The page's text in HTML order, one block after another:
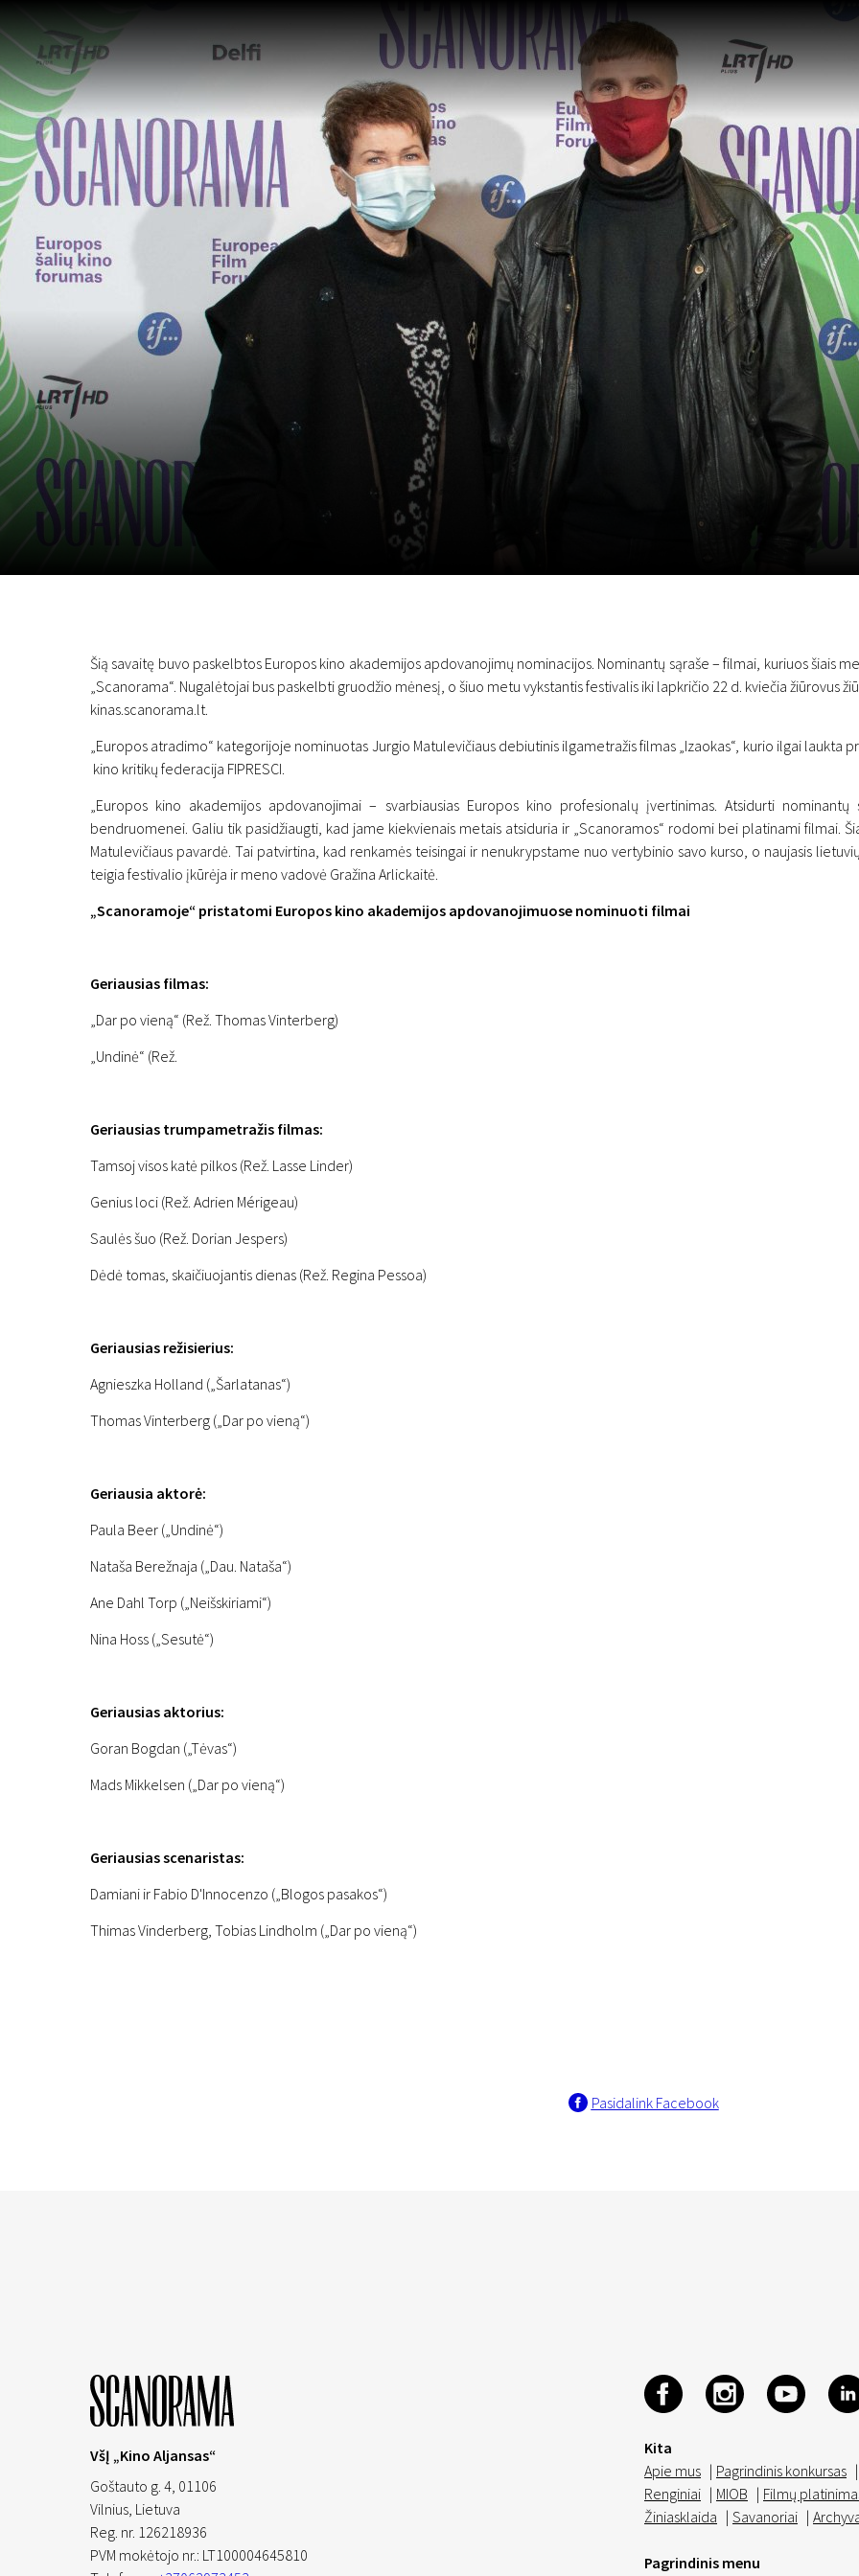
„Scanoramoje“ pristatomi filmai nominuoti
Šią savaitę buvo paskelbtos Europos kino akademijos apdovanojimų nominacijos. Nominantų sąraše – filmai, kuriuos šiais
„Scanorama“. Nugalėtojai bus paskelbti gruodžio mėnesį, o šiuo metu vykstantis festivalis iki lapkričio 22 d. kviečia žiūrovus
kinas.scanorama.lt.
„Europos atradimo“ kategorijoje nominuotas Jurgio Matulevičiaus debiutinis ilgametražis filmas „Izaokas“, kurio ilgai laukta
kino kritikų federacija FIPRESCI.
„Europos kino akademijos apdovanojimai – svarbiausias Europos kino profesionalų įvertinimas. Atsidurti
bendruomenei. Galiu tik pasidžiaugti, kad jame kiekvienais metais atsiduria ir „Scanoramos“ rodomi bei platinami filmai.
Matulevičiaus pavardė. Tai patvirtina, kad renkamės teisingai ir nenukrypstame nuo vertybinio savo kurso, o naujasis
teigia festivalio įkūrėja ir meno vadovė Gražina Arlickaitė.
„Scanoramoje“ pristatomi Europos kino akademijos apdovanojimuose nominuoti filmai
Geriausias filmas:
„Dar po vieną“ (Rež. Thomas Vinterberg)
„Undinė“ (Rež.
Geriausias trumpametražis filmas:
Tamsoj visos katė pilkos (Rež. Lasse Linder)
Genius loci (Rež. Adrien Mérigeau)
Saulės šuo (Rež. Dorian Jespers)
Dėdė tomas, skaičiuojantis dienas (Rež. Regina Pessoa)
Geriausias režisierius:
Agnieszka Holland („Šarlatanas“)
Thomas Vinterberg („Dar po vieną“)
Geriausia aktorė:
Paula Beer („Undinė“)
Nataša Berežnaja („Dau. Nataša“)
Ane Dahl Torp („Neišskiriami“)
Nina Hoss („Sesutė“)
Geriausias aktorius:
Goran Bogdan („Tėvas“)
Mads Mikkelsen („Dar po vieną“)
Geriausias scenaristas:
Damiani ir Fabio D'Innocenzo („Blogos pasakos“)
Thimas Vinderberg, Tobias Lindholm („Dar po vieną“)
Pasidalink Facebook
Kita
Apie mus | Pagrindinis konkursas |
Renginiai | MIOB | Filmų
Žiniasklaida | Savanoriai |
Pagrindinis menu
VšĮ „Kino Aljansas“
Goštauto g. 4, 01106
Vilnius, Lietuva
Reg. nr. 126218936
PVM mokėtojo nr.: LT100004645810